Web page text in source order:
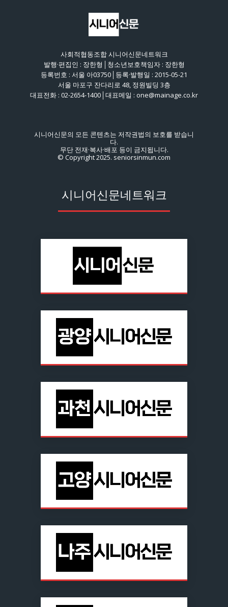
사회적협동조합 시니어신문네트워크
발행·편집인 : 장한형│청소년보호책임자 : 장한형
등록번호 : 서울 아03750│등록·발행일 : 2015-05-21
서울 마포구 잔다리로 48, 정원빌딩 3층
대표전화 : 02-2654-1400│대표메일 : one@mainage.co.kr
시니어신문의 모든 콘텐츠는 저작권법의 보호를 받습니
다.
무단 전재·복사·배포 등이 금지됩니다.
© Copyright 2025. seniorsinmun.com
시니어신문네트워크